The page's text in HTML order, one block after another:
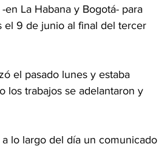
La Habana y Bogotá- para
el 9 de junio al final del tercer
el pasado lunes y estaba
los trabajos se adelantaron y
a lo largo del día un